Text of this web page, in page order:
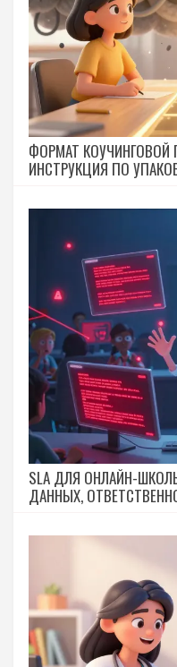
ФОРМАТ КОУЧИНГОВОЙ
ИНСТРУКЦИЯ ПО
SLA ДЛЯ ОНЛАЙН-
ДАННЫХ,